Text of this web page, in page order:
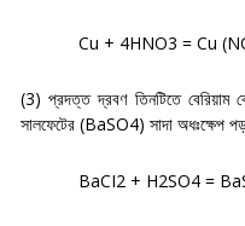
Cu + 4HNO3 = Cu
(3)প্রদত্ত দ্রবণ তিনটিতে বেরিয়াম
সালফেটের (BaSO4) সাদা অধঃক্ষেপ
BaCI2 + H2SO4 =